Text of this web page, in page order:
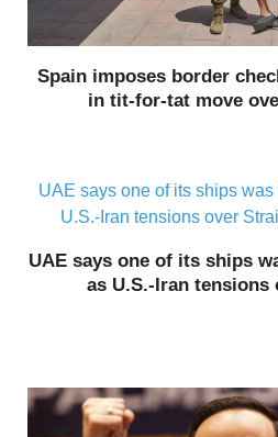
Spain imposes border
in tit-for-tat move
UAE says one of its ships
as U.S.-Iran